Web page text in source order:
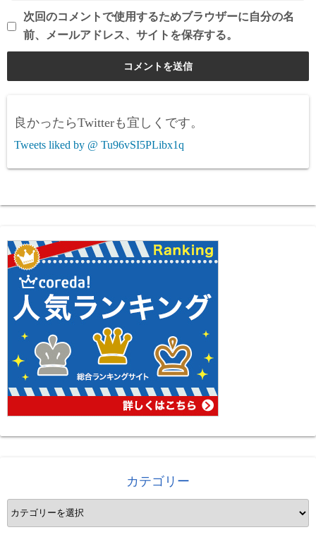
次回のコメントで使用するためブラウザーに自分の名
前、メールアドレス、サイトを保存する。
良かったらTwitterも宜しくです。
Tweets liked by @ Tu96vSI5PLibx1q
カテゴリー
カ
テ